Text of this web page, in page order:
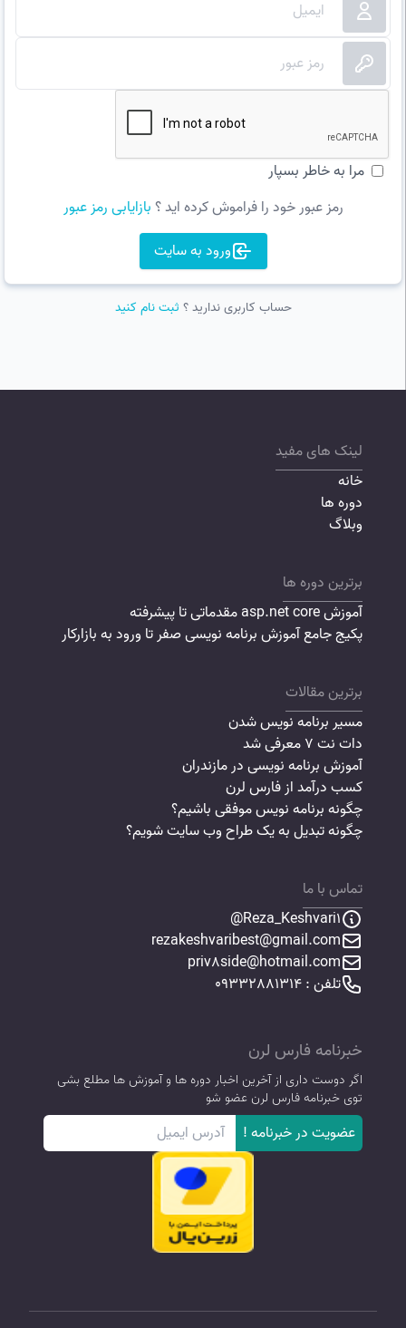
مرا به خاطر بسپار
رمز عبور خود را فراموش کرده اید ؟بازایابی رمز عبور
ورود به سایت
حساب کاربری ندارید ؟ ثبت نام کنید
لینک های مفید
خانه
دوره ها
وبلاگ
برترین دوره ها
آموزش asp.net core مقدماتی تا پیشرفته
پکیج جامع آموزش برنامه نویسی صفر تا ورود به بازارکار
برترین مقالات
مسیر برنامه نویس شدن
دات نت 7 معرفی شد
آموزش برنامه نویسی در مازندران
کسب درآمد از فارس لرن
چگونه برنامه نویس موفقی باشیم؟
چگونه تبدیل به یک طراح وب سایت شویم؟
تماس با ما
Reza_Keshvari1@
rezakeshvaribest@gmail.com
priv8side@hotmail.com
تلفن : 09332881314
خبرنامه فارس لرن
اگر دوست داری از آخرین اخبار دوره ها و آموزش ها مطلع بشی
توی خبرنامه فارس لرن عضو شو
عضویت در خبرنامه !